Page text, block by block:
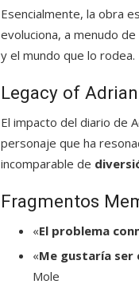
Esencialmente, la obra
evoluciona, a menudo
y el mundo que lo rodea.
Legacy of
El impacto del diario de
personaje que ha
incomparable de
Fragmentos
«El problema
«Me gustaría ser
Mole